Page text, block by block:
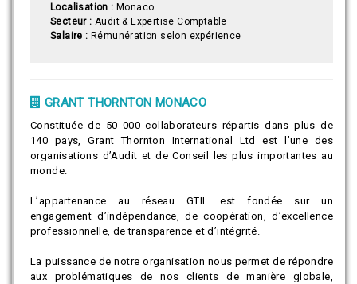
Localisation : Monaco
Secteur : Audit & Expertise Comptable
Salaire : Rémunération selon expérience
GRANT THORNTON MONACO
Constituée de 50 000 collaborateurs répartis dans plus de
140 pays, Grant Thornton International Ltd est l’une des
organisations d’Audit et de Conseil les plus importantes au
monde.
L’appartenance au réseau GTIL est fondée sur un
engagement d’indépendance, de coopération, d’excellence
professionnelle, de transparence et d’intégrité.
La puissance de notre organisation nous permet de répondre
aux problématiques de nos clients de manière globale,